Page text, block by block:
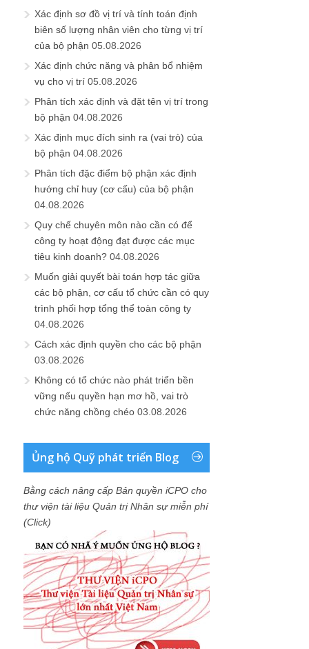
Xác định sơ đồ vị trí và tính toán định
biên số lượng nhân viên cho từng vị trí
của bộ phận 05.08.2026
Xác định chức năng và phân bổ nhiệm
vụ cho vị trí 05.08.2026
Phân tích xác định và đặt tên vị trí trong
bộ phận 04.08.2026
Xác định mục đích sinh ra (vai trò) của
bộ phận 04.08.2026
Phân tích đặc điểm bộ phận xác định
hướng chỉ huy (cơ cấu) của bộ phận
04.08.2026
Quy chế chuyên môn nào cần có để
công ty hoạt động đạt được các mục
tiêu kinh doanh? 04.08.2026
Muốn giải quyết bài toán hợp tác giữa
các bộ phận, cơ cấu tổ chức cần có quy
trình phối hợp tổng thể toàn công ty
04.08.2026
Cách xác định quyền cho các bộ phận
03.08.2026
Không có tổ chức nào phát triển bền
vững nếu quyền hạn mơ hồ, vai trò
chức năng chồng chéo 03.08.2026
Ủng hộ Quỹ phát triển Blog
Bằng cách nâng cấp Bản quyền iCPO cho
thư viện tài liệu Quản trị Nhân sự miễn phí
(Click)